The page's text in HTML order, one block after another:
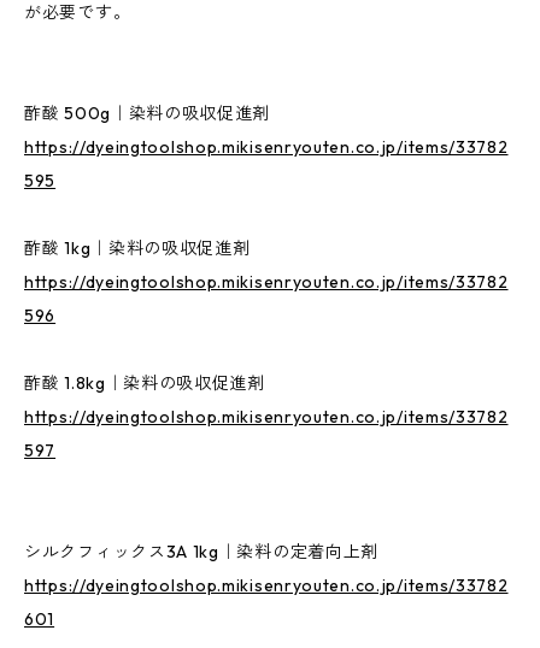
が必要です。
酢酸 500g｜染料の吸収促進剤
https://dyeingtoolshop.mikisenryouten.co.jp/items/33782
595
酢酸 1kg｜染料の吸収促進剤
https://dyeingtoolshop.mikisenryouten.co.jp/items/33782
596
酢酸 1.8kg｜染料の吸収促進剤
https://dyeingtoolshop.mikisenryouten.co.jp/items/33782
597
シルクフィックス3A 1kg｜染料の定着向上剤
https://dyeingtoolshop.mikisenryouten.co.jp/items/33782
601